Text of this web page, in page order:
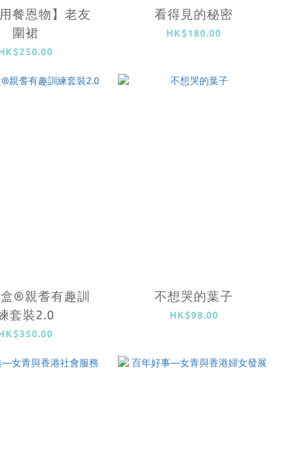
用餐恩物】老友
圍裙
看得見的秘密
HK$180.00
®親耆有趣訓
套裝2.0
不想哭的葉子
HK$98.00